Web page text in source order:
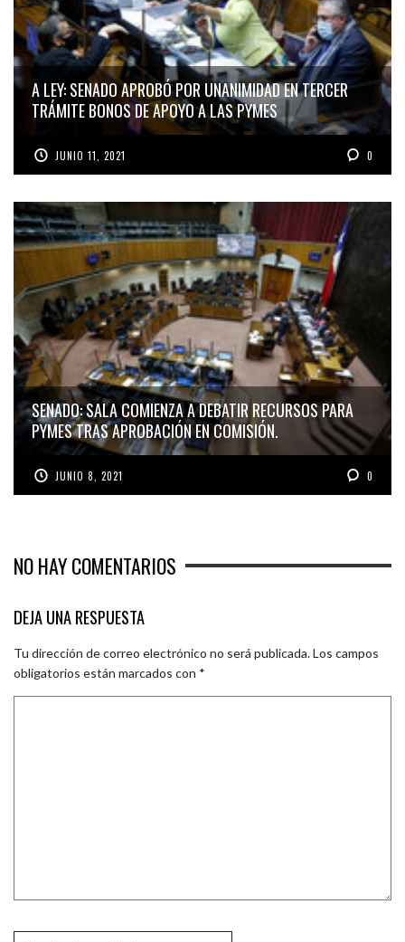
A LEY: SENADO APROBÓ POR UNANIMIDAD EN TERCER
TRÁMITE BONOS DE APOYO A LAS PYMES
JUNIO 11, 2021 0
SENADO: SALA COMIENZA A DEBATIR RECURSOS PARA
PYMES TRAS APROBACIÓN EN COMISIÓN.
JUNIO 8, 2021 0
NO HAY COMENTARIOS
DEJA UNA RESPUESTA
Tu dirección de correo electrónico no será publicada.Los campos
obligatorios están marcados con *